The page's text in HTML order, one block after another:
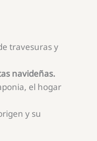
travesuras y
navideñas.
el hogar
y su